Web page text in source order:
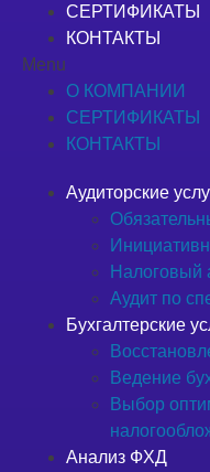
СЕРТИФИКАТЫ
КОНТАКТЫ
Menu
О КОМПАНИИ
СЕРТИФИКАТЫ
КОНТАКТЫ
Аудиторские
Налоговый
Аудит по
Бухгалтерские
Ведение
Выбор
Анализ ФХД